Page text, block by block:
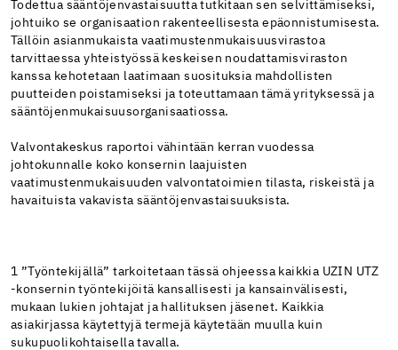
Todettua sääntöjenvastaisuutta tutkitaan sen selvittämiseksi,
johtuiko se organisaation rakenteellisesta epäonnistumisesta.
Tällöin asianmukaista vaatimustenmukaisuusvirastoa
tarvittaessa yhteistyössä keskeisen noudattamisviraston
kanssa kehotetaan laatimaan suosituksia mahdollisten
puutteiden poistamiseksi ja toteuttamaan tämä yrityksessä ja
sääntöjenmukaisuusorganisaatiossa.
Valvontakeskus raportoi vähintään kerran vuodessa
johtokunnalle koko konsernin laajuisten
vaatimustenmukaisuuden valvontatoimien tilasta, riskeistä ja
havaituista vakavista sääntöjenvastaisuuksista.
1 ”Työntekijällä” tarkoitetaan tässä ohjeessa kaikkia UZIN UTZ
-konsernin työntekijöitä kansallisesti ja kansainvälisesti,
mukaan lukien johtajat ja hallituksen jäsenet. Kaikkia
asiakirjassa käytettyjä termejä käytetään muulla kuin
sukupuolikohtaisella tavalla.